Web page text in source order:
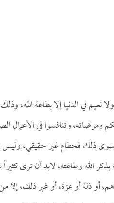
نعيم في الدنيا إلا بطاعة الله،
ومرضاته، وتنافسوا في الأعمال
سوى ذلك فحطام غير حقيقي،
الله وطاعته، لابد أن ترى
أو ذلة أو عزة، أو غير ذلك،